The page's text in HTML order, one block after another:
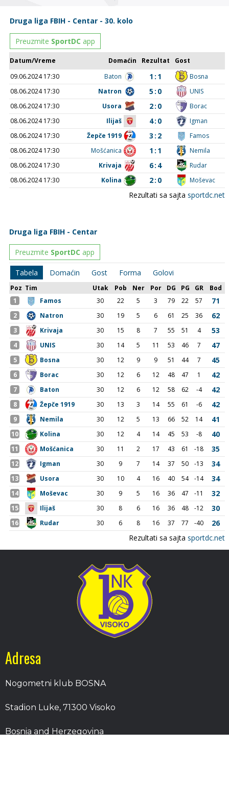
Adresa
Nogometni klub BOSNA
Stadion Luke, 71300 Visoko
Bosnia and Herzegovina